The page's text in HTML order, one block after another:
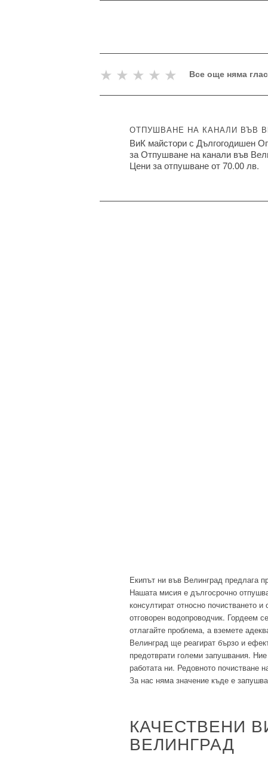
★
★
★
★
★ Все още няма
ОТПУШВАНЕ НА КАНАЛИ ВЪВ
ВиК майстори с Дългогодишен
за Отпушване на канали във
Цени за отпушване от 70.00 лв.
Екипът ни във Велинград предлага
Нашата мисия е дългосрочно
консултират относно
отговорен водопроводчик. Гордеем
отлагайте проблема, а вземете
Велинград ще реагират бързо и
предотврати големи запушвания.
работата ни. Редовното почистване
За нас няма значение къде е
КАЧЕСТВЕНИ
ВЕЛИНГРАД